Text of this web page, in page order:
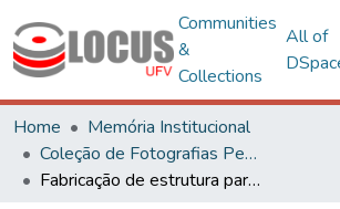
Communities
&
Collections
All of
Home
Memória Institucional
Coleção de Fotografias Peter Henry Rolfs
Fabricação de estrutura para telhados